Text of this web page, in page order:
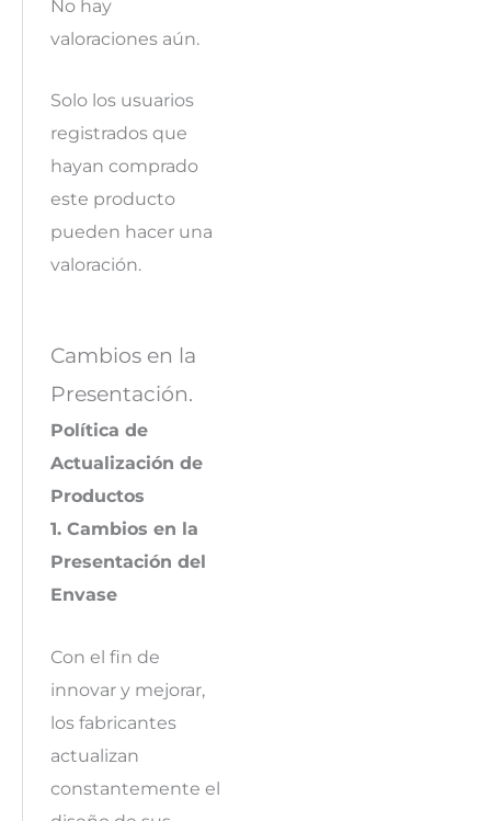
No hay
valoraciones aún.
Solo los usuarios
registrados que
hayan comprado
este producto
pueden hacer una
valoración.
Cambios en la
Presentación.
Política de
Actualización de
Productos
1. Cambios en la
Presentación del
Envase
Con el fin de
innovar y mejorar,
los fabricantes
actualizan
constantemente el